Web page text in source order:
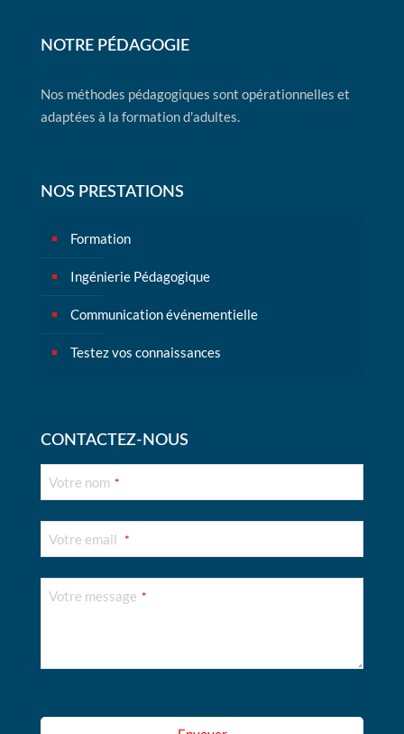
NOTRE PÉDAGOGIE
Nos méthodes pédagogiques sont opérationnelles et
adaptées à la formation d'adultes.
NOS PRESTATIONS
Formation
Ingénierie Pédagogique
Communication événementielle
Testez vos connaissances
CONTACTEZ-NOUS
Votre nom *
Votre email *
Votre message *